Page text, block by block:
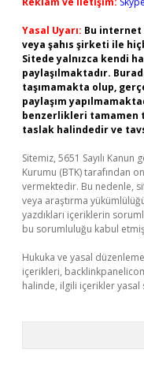
Yasal Uyarı: Bu
veya şahıs şirketi ile
Sitede yalnızca kendi
paylaşılmaktadır.
taşımamakta olup,
paylaşım
benzerlikleri tamamen
taslak halindedir ve
Sitemiz, 5651 Sayılı
Kurumu (BTK) tarafından
vermektedir. Bu nedenle,
veya araştırma
yazdıkları içeriklerin
bu sorumluluğu kabul etmiş
Hukuka ve yasal
içerikleri,
halinde, ilgili içerikler yasal